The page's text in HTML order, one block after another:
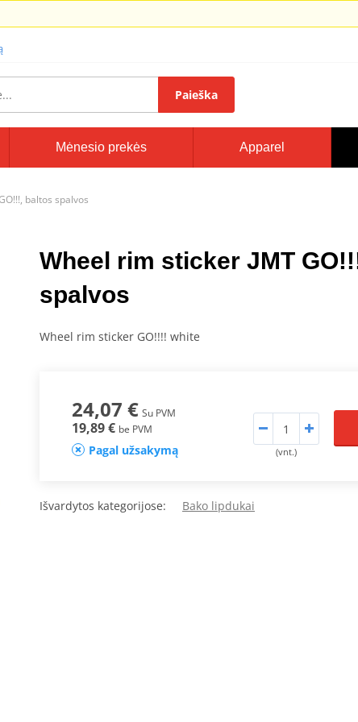
Paieška
Mėnesio prekės Apparel
baltos spalvos
Wheel rim sticker JMT
spalvos
Wheel rim sticker GO!!!! white
24,07 € Su PVM
19,89 € be PVM
Pagal užsakymą (vnt.)
Išvardytos kategorijose: Bako lipdukai